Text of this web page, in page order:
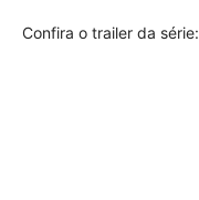
Confira o trailer da série: